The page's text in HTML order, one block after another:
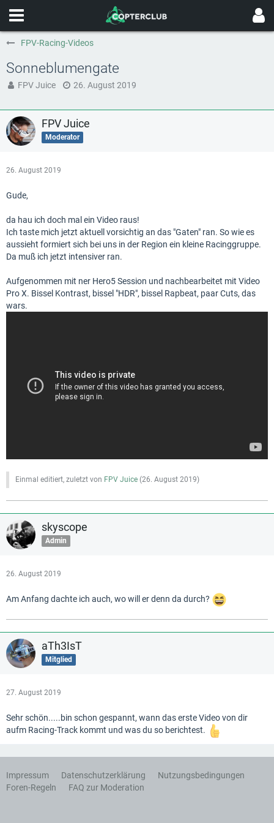
FPV-Racing-Videos
Sonneblumengate
FPV Juice 26. August 2019
FPV Juice
Moderator
26. August 2019
Gude,
da hau ich doch mal ein Video raus!
Ich taste mich jetzt aktuell vorsichtig an das "Gaten" ran. So wie es
aussieht formiert sich bei uns in der Region ein kleine Racinggruppe.
Da muß ich jetzt intensiver ran.
Aufgenommen mit ner Hero5 Session und nachbearbeitet mit Video
Pro X. Bissel Kontrast, bissel "HDR", bissel Rapbeat, paar Cuts, das
wars.
Einmal editiert, zuletzt von FPV Juice (26. August 2019)
skyscope
Admin
26. August 2019
Am Anfang dachte ich auch, wo will er denn da durch?
aTh3IsT
Mitglied
27. August 2019
Sehr schön.....bin schon gespannt, wann das erste Video von dir
aufm Racing-Track kommt und was du so berichtest.
Impressum Datenschutzerklärung
Nutzungsbedingungen
Foren-Regeln
FAQ zur Moderation